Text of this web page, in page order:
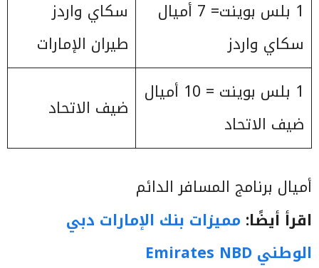
1 بلس بوينت= 7 أميال
سكاي واردز
سكاي واردز
طيران الإمارات
1 بلس بوينت = 10 أميال
ضيف الاتحاد
ضيف الاتحاد
أميال برنامج المسافر الدائم
اقرأ أيضًا: مميزات بنك الإمارات دبي
الوطني Emirates NBD